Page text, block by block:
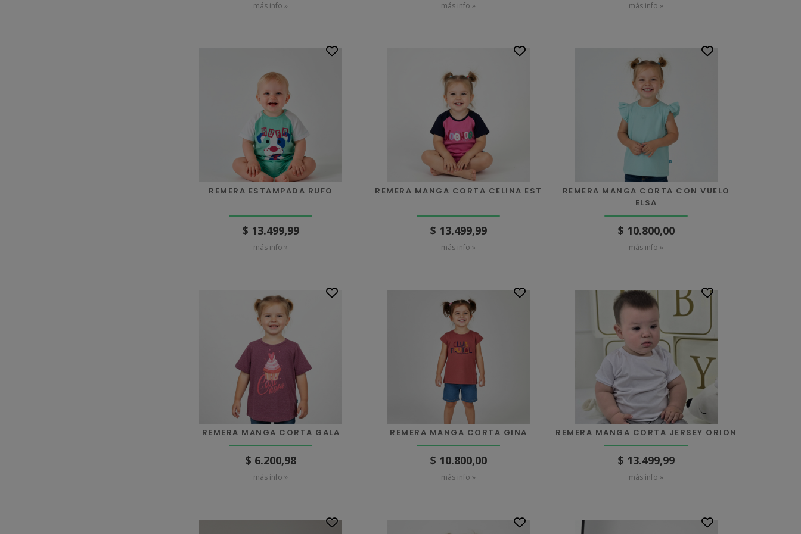
más info » más info » más info »
REMERA ESTAMPADA RUFO
$ 13.499,99
más info »
REMERA MANGA CORTA CELINA EST
$ 13.499,99
más info »
REMERA MANGA CORTA CON VUELO
ELSA
$ 10.800,00
más info »
REMERA MANGA CORTA GALA
$ 6.200,98
más info »
REMERA MANGA CORTA GINA
$ 10.800,00
más info »
REMERA MANGA CORTA JERSEY ORION
$ 13.499,99
más info »